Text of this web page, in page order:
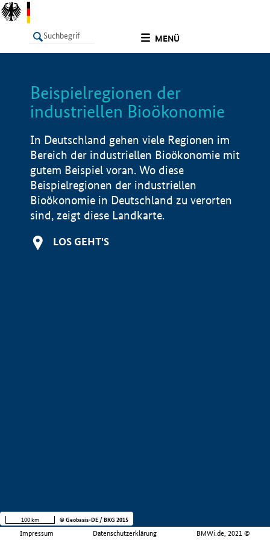
MENÜ
LISTE
Beispielregionen der
industriellen Bioökonomie
In Deutschland gehen viele Regionen im
Bereich der industriellen Bioökonomie mit
gutem Beispiel voran. Wo diese
Beispielregionen der industriellen
Bioökonomie in Deutschland zu verorten
sind, zeigt diese Landkarte.
LOS GEHT'S
Impressum Datenschutzerklärung BMWi.de, 2021 ©
100 km © Geobasis-DE / BKG 2015